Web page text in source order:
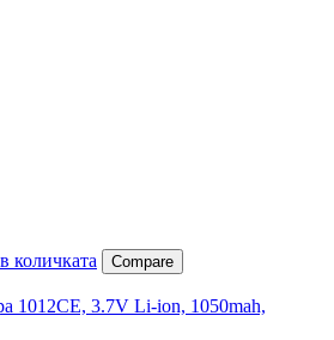
количката Compare
1012CE, 3.7V Li-ion, 1050mah,